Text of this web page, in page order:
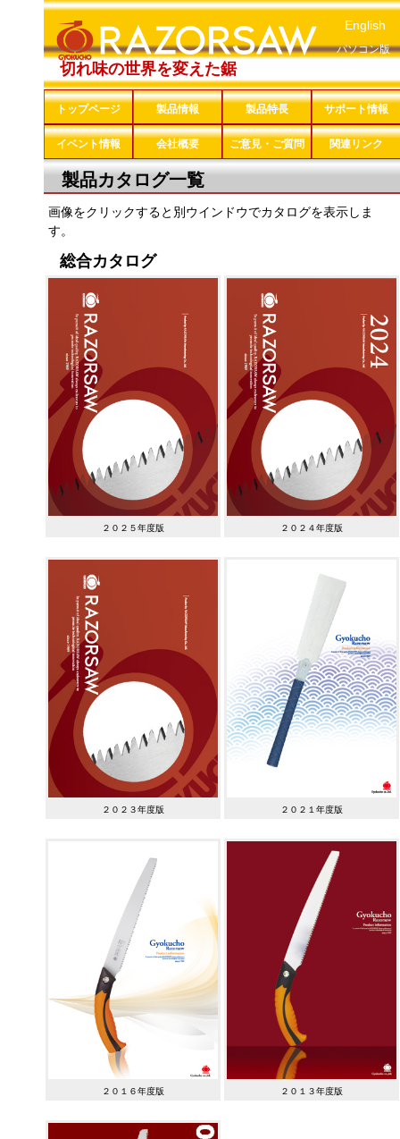
切れ味の世界を変えた鋸
トップページ 製品情報 製品特長 サポート情報
イベント情報 会社概要 ご意見・ご質問 関連リンク
English
パソコン版
製品カタログ一覧
画像をクリックすると別ウインドウでカタログを表示しま
す。
総合カタログ
２０２５年度版 ２０２４年度版
２０２３年度版 ２０２１年度版
２０１６年度版 ２０１３年度版